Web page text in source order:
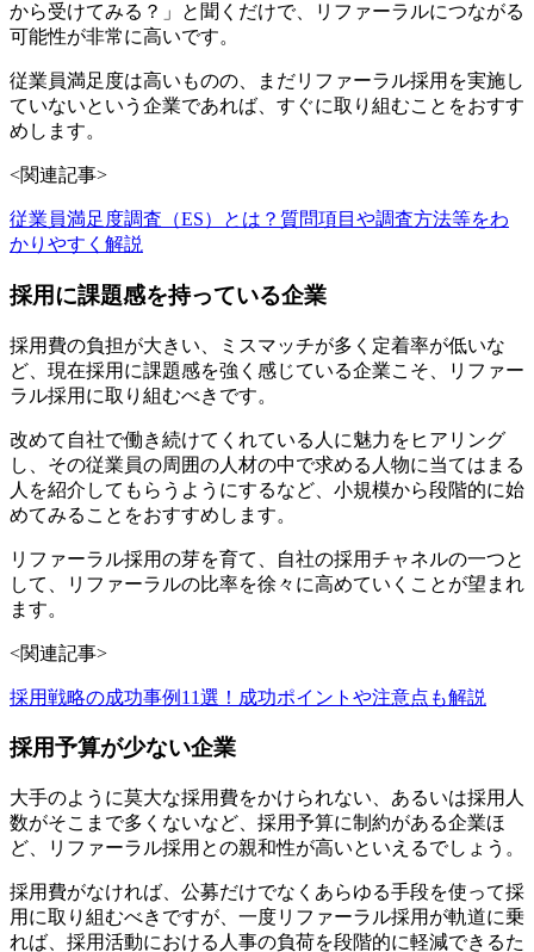
から受けてみる？」と聞くだけで、リファーラルにつながる
可能性が非常に高いです。
従業員満足度は高いものの、まだリファーラル採用を実施し
ていないという企業であれば、すぐに取り組むことをおすす
めします。
<関連記事>
従業員満足度調査（ES）とは？質問項目や調査方法等をわ
かりやすく解説
採用に課題感を持っている企業
採用費の負担が大きい、ミスマッチが多く定着率が低いな
ど、現在採用に課題感を強く感じている企業こそ、リファー
ラル採用に取り組むべきです。
改めて自社で働き続けてくれている人に魅力をヒアリング
し、その従業員の周囲の人材の中で求める人物に当てはまる
人を紹介してもらうようにするなど、小規模から段階的に始
めてみることをおすすめします。
リファーラル採用の芽を育て、自社の採用チャネルの一つと
して、リファーラルの比率を徐々に高めていくことが望まれ
ます。
<関連記事>
採用戦略の成功事例11選！成功ポイントや注意点も解説
採用予算が少ない企業
大手のように莫大な採用費をかけられない、あるいは採用人
数がそこまで多くないなど、採用予算に制約がある企業ほ
ど、リファーラル採用との親和性が高いといえるでしょう。
採用費がなければ、公募だけでなくあらゆる手段を使って採
用に取り組むべきですが、一度リファーラル採用が軌道に乗
れば、採用活動における人事の負荷を段階的に軽減できるた